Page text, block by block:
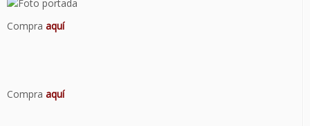
Compra aquí
Compra aquí